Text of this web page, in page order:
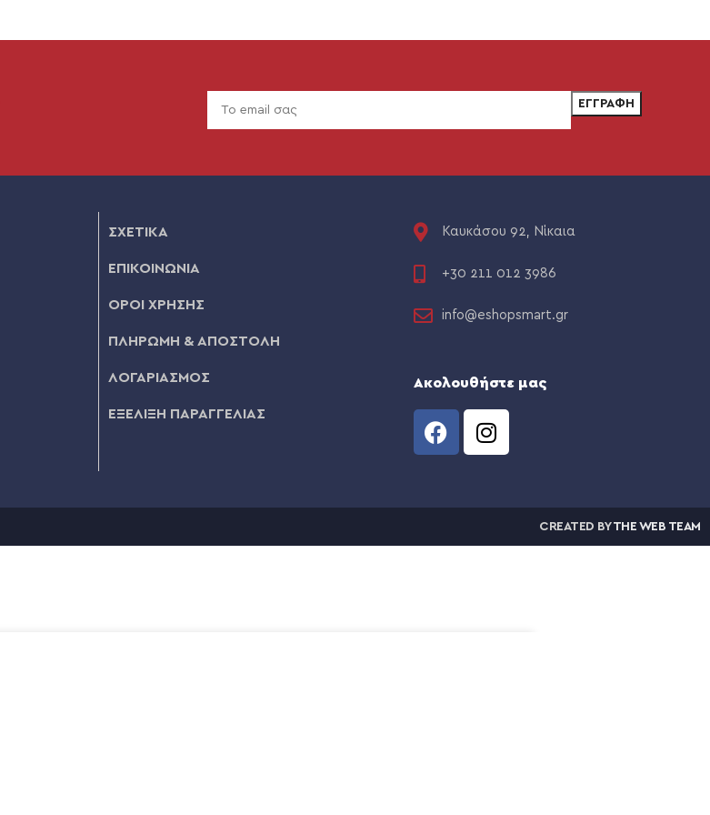
ΣΧΕΤΙΚΑ
ΕΠΙΚΟΙΝΩΝΙΑ
ΟΡΟΙ ΧΡΗΣΗΣ
ΠΛΗΡΩΜΗ & ΑΠΟΣΤΟΛΗ
ΛΟΓΑΡΙΑΣΜΟΣ
ΕΞΕΛΙΞΗ ΠΑΡΑΓΓΕΛΙΑΣ
Καυκάσου 92, Νίκαια
+30 211 012 3986
info@eshopsmart.gr
Ακολουθήστε μας
CREATED BYTHE WEB TEAM